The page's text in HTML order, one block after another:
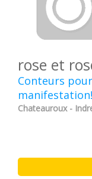
rose et
Conteurs
manifestation!
Chateauroux -